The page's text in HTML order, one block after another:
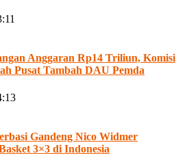
Anggaran Rp14 Triliun, Komisi
Pusat Tambah DAU Pemda
Gandeng Nico Widmer
3×3 di Indonesia